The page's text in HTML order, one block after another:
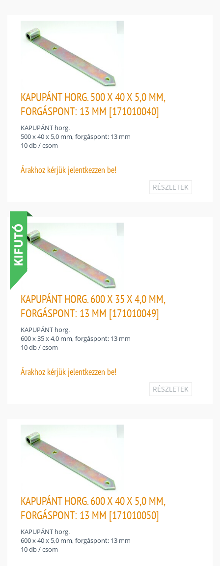
KAPUPÁNT HORG. 500 X 40 X 5,0 MM,
FORGÁSPONT: 13 MM [171010040]
KAPUPÁNT horg.
500 x 40 x 5,0 mm, forgáspont: 13 mm
10 db / csom
Árakhoz kérjük jelentkezzen be!
RÉSZLETEK
KAPUPÁNT HORG. 600 X 35 X 4,0 MM,
FORGÁSPONT: 13 MM [171010049]
KAPUPÁNT horg.
600 x 35 x 4,0 mm, forgáspont: 13 mm
10 db / csom
Árakhoz kérjük jelentkezzen be!
RÉSZLETEK
KAPUPÁNT HORG. 600 X 40 X 5,0 MM,
FORGÁSPONT: 13 MM [171010050]
KAPUPÁNT horg.
600 x 40 x 5,0 mm, forgáspont: 13 mm
10 db / csom